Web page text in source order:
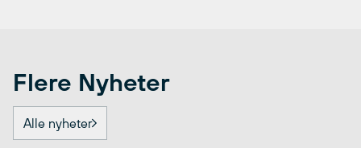
Flere Nyheter
Alle nyheter